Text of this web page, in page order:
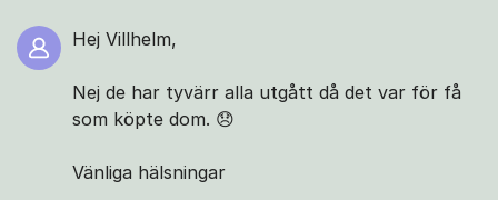
Hej Villhelm,
Nej de har tyvärr alla utgått då det var för få
som köpte dom. 😞
Vänliga hälsningar